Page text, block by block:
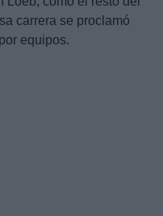
carrera se proclamó
equipos.